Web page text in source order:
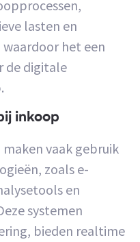
lasten en
het een
de digitale
inkoop
vaak gebruik
zoals e-
en
systemen
bieden realtime